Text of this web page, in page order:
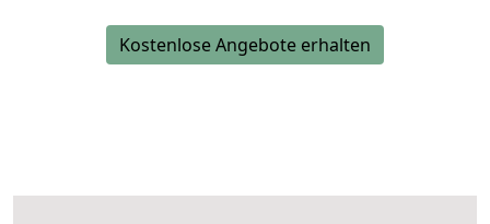
Kostenlose Angebote erhalten